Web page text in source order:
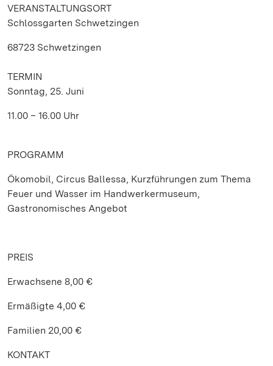
VERANSTALTUNGSORT
Schlossgarten Schwetzingen
68723 Schwetzingen
TERMIN
Sonntag, 25. Juni
11.00 – 16.00 Uhr
PROGRAMM
Ökomobil, Circus Ballessa, Kurzführungen zum Thema
Feuer und Wasser im Handwerkermuseum,
Gastronomisches Angebot
PREIS
Erwachsene 8,00 €
Ermäßigte 4,00 €
Familien 20,00 €
KONTAKT